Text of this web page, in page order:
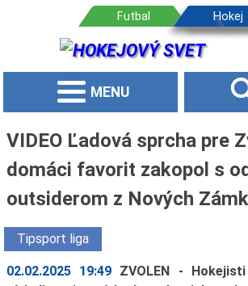
MENU
VIDEO Ľadová sprcha pre
domáci favorit zakopol s
outsiderom z Nových
Tipsport liga
02.02.2025 19:49 ZVOLEN -